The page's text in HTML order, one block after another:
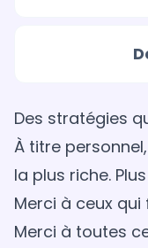
Des stratégies
À titre
la plus riche.
Merci à ceux qui
Merci à toutes